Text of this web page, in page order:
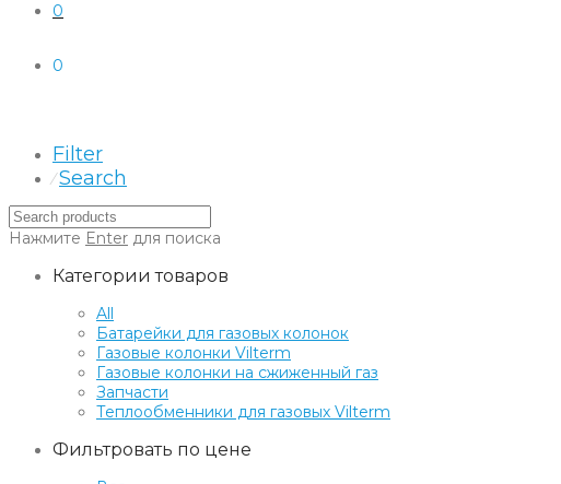
0
0
Filter
⁄ Search
Нажмите Enter для поиска
Категории товаров
All
Батарейки для газовых колонок
Газовые колонки Vilterm
Газовые колонки на сжиженный газ
Запчасти
Теплообменники для газовых Vilterm
Фильтровать по цене